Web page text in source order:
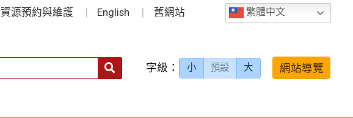
繁體中文
資源預約與維護 English 舊網站
字級： 小 預設 大 網站導覽